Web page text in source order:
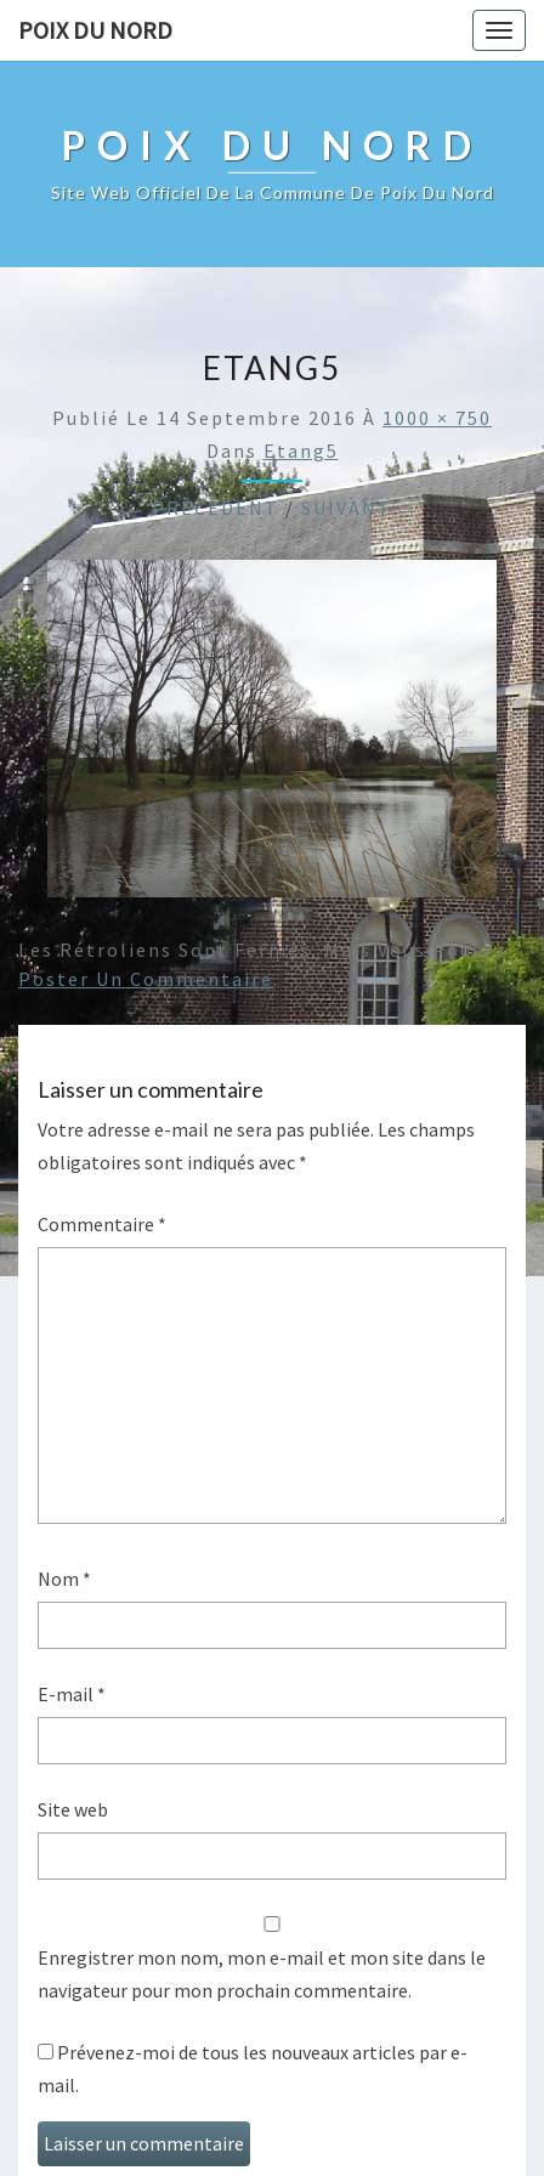
POIX DU NORD
POIX DU NORD
Site Web Officiel De La Commune De Poix Du Nord
ETANG5
Publié Le 14 Septembre 2016 À 1000 × 750
Dans Etang5
← PRÉCÉDENT/SUIVANT →
Les Rétroliens Sont Fermés, Mais Vous Pouvez
Poster Un Commentaire.
Laisser un commentaire
Votre adresse e-mail ne sera pas publiée. Les champs
obligatoires sont indiqués avec *
Commentaire *
Nom *
E-mail *
Site web
Enregistrer mon nom, mon e-mail et mon site dans le
navigateur pour mon prochain commentaire.
Prévenez-moi de tous les nouveaux articles par e-
mail.